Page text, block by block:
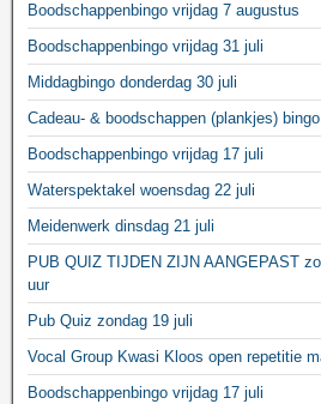
Boodschappenbingo vrijdag 7 augustus
Boodschappenbingo vrijdag 31 juli
Middagbingo donderdag 30 juli
Cadeau- & boodschappen (plankjes)
Boodschappenbingo vrijdag 17 juli
Waterspektakel woensdag 22 juli
Meidenwerk dinsdag 21 juli
PUB QUIZ TIJDEN ZIJN AANGEPAST
uur
Pub Quiz zondag 19 juli
Vocal Group Kwasi Kloos open repetitie
Boodschappenbingo vrijdag 17 juli